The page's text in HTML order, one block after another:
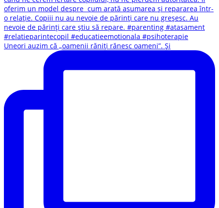
Uneori auzim că „oamenii răniți rănesc oameni”. Și